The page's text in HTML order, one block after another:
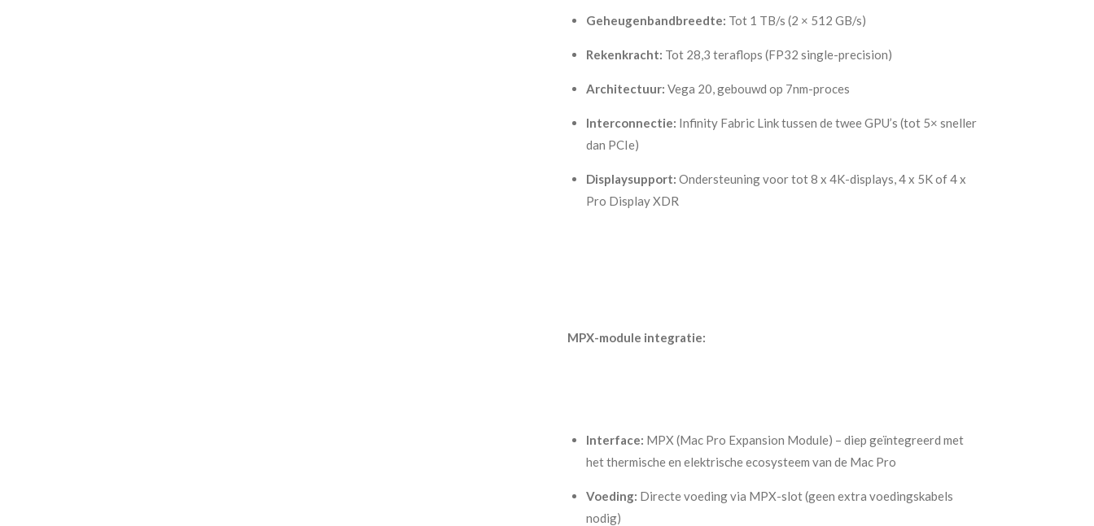
Geheugenbandbreedte: Tot 1 TB/s (2 × 512 GB/s)
Rekenkracht: Tot 28,3 teraflops (FP32 single-precision)
Architectuur: Vega 20, gebouwd op 7nm-proces
Interconnectie: Infinity Fabric Link tussen de twee GPU’s (tot 5× sneller
dan PCIe)
Displaysupport: Ondersteuning voor tot 8 x 4K-displays, 4 x 5K of 4 x
Pro Display XDR
MPX-module integratie:
Interface: MPX (Mac Pro Expansion Module) – diep geïntegreerd met
het thermische en elektrische ecosysteem van de Mac Pro
Voeding: Directe voeding via MPX-slot (geen extra voedingskabels
nodig)